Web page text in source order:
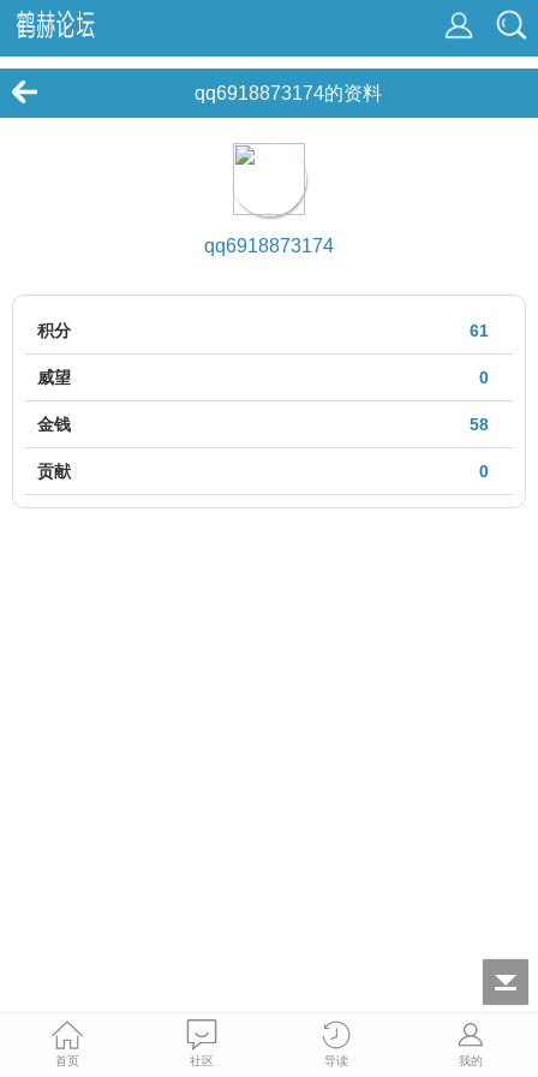
qq6918873174的资料
qq6918873174
61
积分
0
威望
58
金钱
0
贡献
首页 社区 导读 我的